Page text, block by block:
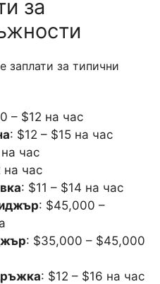
за
заплати за типични
– $12 на час
: $12 – $15 на час
час
на час
: $11 – $14 на час
: $45,000 –
: $35,000 – $45,000
: $12 – $16 на час